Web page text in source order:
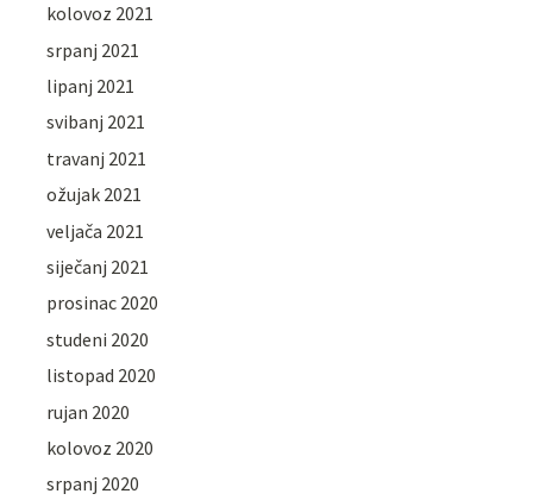
kolovoz 2021
srpanj 2021
lipanj 2021
svibanj 2021
travanj 2021
ožujak 2021
veljača 2021
siječanj 2021
prosinac 2020
studeni 2020
listopad 2020
rujan 2020
kolovoz 2020
srpanj 2020